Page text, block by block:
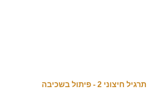
תרגיל חיצוני 2 - פיתול בשכיבה